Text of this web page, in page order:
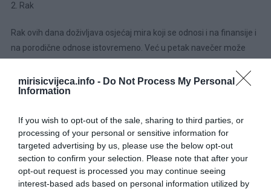
mirisicvijeca.info - Do Not Process My Personal
Information
If you wish to opt-out of the sale, sharing to third parties, or
processing of your personal or sensitive information for
targeted advertising by us, please use the below opt-out
section to confirm your selection. Please note that after your
opt-out request is processed you may continue seeing
interest-based ads based on personal information utilized by
2. Rak
Rak ovih dana doživljava osjećaj mira koji se odnosi i na finansije i
na porodične odnose istovremeno. Već u petak navečer može
opterećivalo, najčešće u vezi sa zajedničkom imovinom,
računima ili pozajmicama unutar porodice.
Vaša intuicija je pojačana, pa je važno da joj vjerujete i da ne
dozvolite da na vas previše utiču savjeti okoline, čak i kada djeluju
razumno. Povoljne prilike mogu doći kroz diskretne veze,
preporuke ili neočekivane situacije, a rjeđe kroz otvorene sukobe
ili rasprave. Preporučuje se strpljenje i pažljivo donošenje odluka